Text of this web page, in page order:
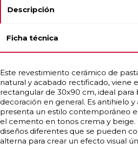
Descripción
Ficha técnica
Este revestimiento cerámico de
natural y acabado rectificado, viene
rectangular de 30x90 cm, ideal para
decoración en general. Es antihielo y
presenta un estilo contemporáneo
el cemento en tonos crema y beige.
diseños diferentes que se pueden
alterna para crear un efecto visual